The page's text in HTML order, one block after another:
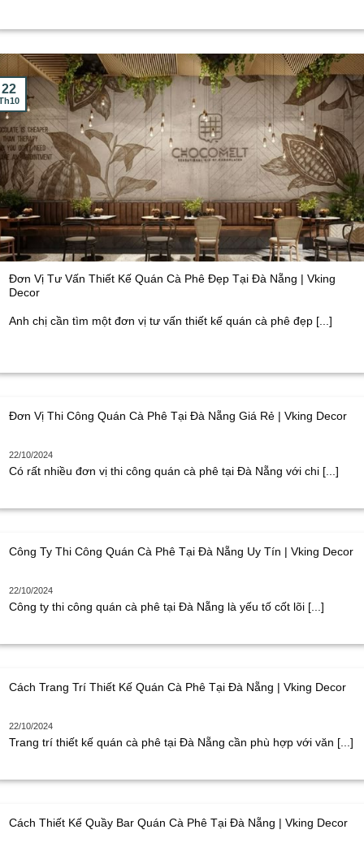
Đơn Vị Tư Vấn Thiết Kế Quán Cà Phê Đẹp Tại Đà Nẵng | Vking
Decor
Anh chị cần tìm một đơn vị tư vấn thiết kế quán cà phê đẹp [...]
22
Đơn Vị Thi Công Quán Cà Phê Tại Đà Nẵng Giá Rẻ | Vking Decor
22/10/2024
Có rất nhiều đơn vị thi công quán cà phê tại Đà Nẵng với chi [...]
Công Ty Thi Công Quán Cà Phê Tại Đà Nẵng Uy Tín | Vking Decor
22/10/2024
Công ty thi công quán cà phê tại Đà Nẵng là yếu tố cốt lõi [...]
Cách Trang Trí Thiết Kế Quán Cà Phê Tại Đà Nẵng | Vking Decor
22/10/2024
Trang trí thiết kế quán cà phê tại Đà Nẵng cần phù hợp với văn [...]
Cách Thiết Kế Quầy Bar Quán Cà Phê Tại Đà Nẵng | Vking Decor